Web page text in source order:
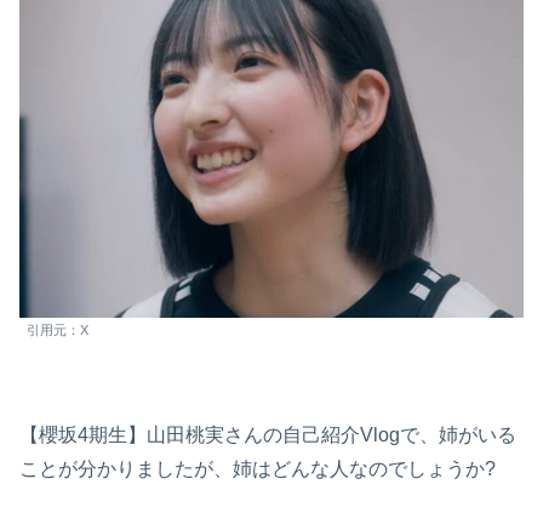
引用元：X
【櫻坂4期生】山田桃実さんの自己紹介Vlogで、姉がいる
ことが分かりましたが、姉はどんな人なのでしょうか?